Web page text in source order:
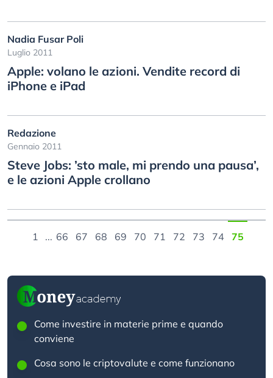
Nadia Fusar Poli
Luglio 2011
Apple: volano le azioni. Vendite record di
iPhone e iPad
Redazione
Gennaio 2011
Steve Jobs: ’sto male, mi prendo una pausa’,
e le azioni Apple crollano
1 ... 66 67 68 69 70 71 72 73 74 75
Come investire in materie prime e quando
conviene
Cosa sono le criptovalute e come funzionano